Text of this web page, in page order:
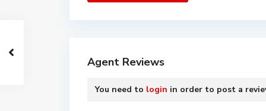
Agent Reviews
You need to login in order to post a